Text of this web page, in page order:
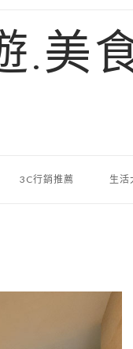
.美
3C行銷推薦 生活